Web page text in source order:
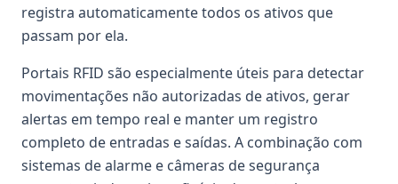
registra automaticamente todos os ativos que
passam por ela.
Portais RFID são especialmente úteis para detectar
movimentações não autorizadas de ativos, gerar
alertas em tempo real e manter um registro
completo de entradas e saídas. A combinação com
sistemas de alarme e câmeras de segurança